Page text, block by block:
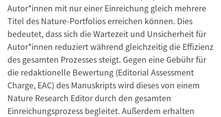
Autor*innen mit nur einer Einreichung gleich mehrere
Titel des Nature-Portfolios erreichen können. Dies
bedeutet, dass sich die Wartezeit und Unsicherheit für
Autor*innen reduziert während gleichzeitig die Effizienz
des gesamten Prozesses steigt. Gegen eine Gebühr für
die redaktionelle Bewertung (Editorial Assessment
Charge, EAC) des Manuskripts wird dieses von einem
Nature Research Editor durch den gesamten
Einreichungsprozess begleitet. Außerdem erhalten